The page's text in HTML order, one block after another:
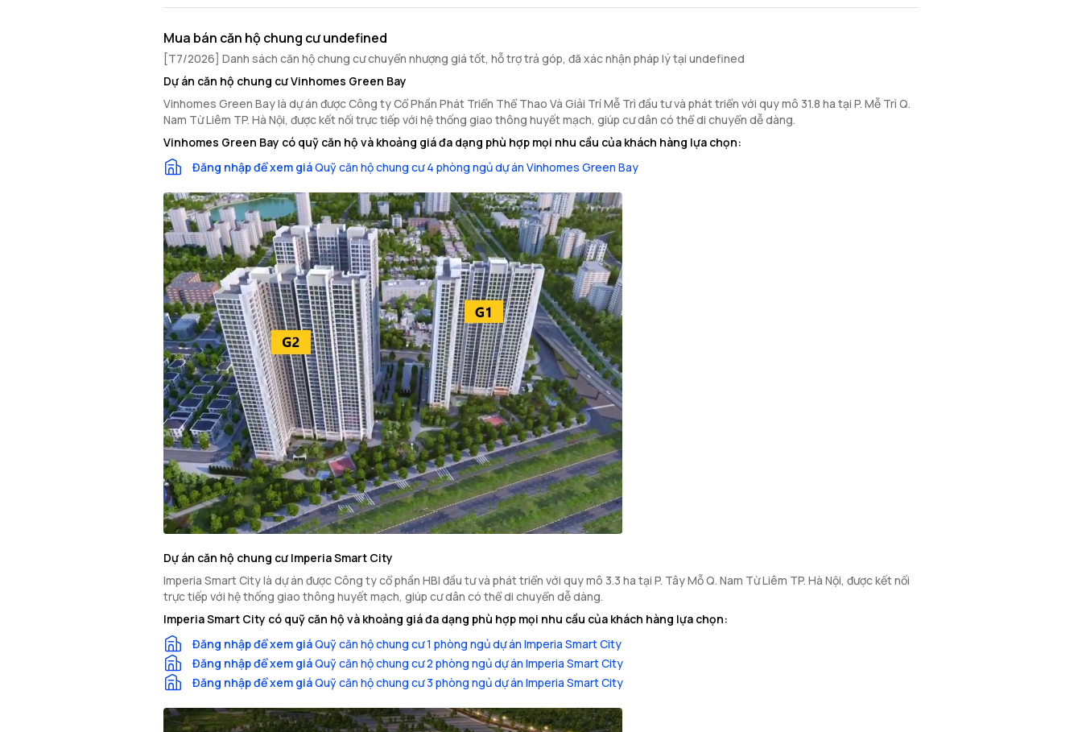
Mua bán căn hộ chung cư undefined
[T7/2026] Danh sách căn hộ chung cư chuyển nhượng giá tốt, hỗ trợ trả góp, đã xác nhận pháp lý tại undefined
Dự án căn hộ chung cư Vinhomes Green Bay
Vinhomes Green Bay là dự án được Công ty Cổ Phần Phát Triển Thể Thao Và Giải Trí Mễ Trì đầu tư và phát triển với quy mô 31.8 ha tại P. Mễ Trì Q.
Nam Từ Liêm TP. Hà Nội, được kết nối trực tiếp với hệ thống giao thông huyết mạch, giúp cư dân có thể di chuyển dễ dàng.
Vinhomes Green Bay có quỹ căn hộ và khoảng giá đa dạng phù hợp mọi nhu cầu của khách hàng lựa chọn:
Đăng nhập để xem giáQuỹ căn hộ chung cư 4 phòng ngủ dự án Vinhomes Green Bay
Dự án căn hộ chung cư Imperia Smart City
Imperia Smart City là dự án được Công ty cổ phần HBI đầu tư và phát triển với quy mô 3.3 ha tại P. Tây Mỗ Q. Nam Từ Liêm TP. Hà Nội, được kết nối
trực tiếp với hệ thống giao thông huyết mạch, giúp cư dân có thể di chuyển dễ dàng.
Imperia Smart City có quỹ căn hộ và khoảng giá đa dạng phù hợp mọi nhu cầu của khách hàng lựa chọn:
Đăng nhập để xem giáQuỹ căn hộ chung cư 1 phòng ngủ dự án Imperia Smart City
Đăng nhập để xem giáQuỹ căn hộ chung cư 2 phòng ngủ dự án Imperia Smart City
Đăng nhập để xem giáQuỹ căn hộ chung cư 3 phòng ngủ dự án Imperia Smart City